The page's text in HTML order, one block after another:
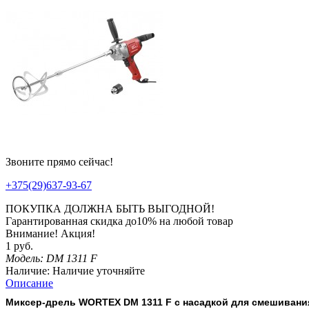
Звоните прямо сейчас!
+375(29)637-93-67
ПОКУПКА ДОЛЖНА БЫТЬ ВЫГОДНОЙ!
Гарантированная скидка до10% на любой товар
Внимание! Акция!
1 руб.
Модель: DM 1311 F
Наличие: Наличие уточняйте
Описание
Миксер-дрель WORTEX DM 1311 F с насадкой для